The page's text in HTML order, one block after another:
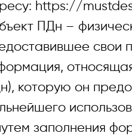
https://
ПДн –
свои
которую он
заполнения